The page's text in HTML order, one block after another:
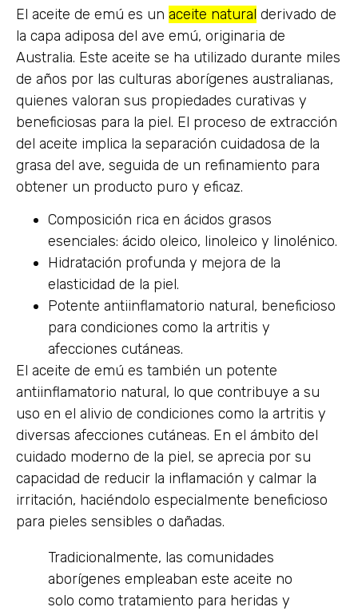
El aceite de emú es un aceite natural derivado de
la capa adiposa del ave emú, originaria de
Australia. Este aceite se ha utilizado durante miles
de años por las culturas aborígenes australianas,
quienes valoran sus propiedades curativas y
beneficiosas para la piel. El proceso de extracción
del aceite implica la separación cuidadosa de la
grasa del ave, seguida de un refinamiento para
obtener un producto puro y eficaz.
Composición rica en ácidos grasos
esenciales: ácido oleico, linoleico y linolénico.
Hidratación profunda y mejora de la
elasticidad de la piel.
Potente antiinflamatorio natural, beneficioso
para condiciones como la artritis y
afecciones cutáneas.
El aceite de emú es también un potente
antiinflamatorio natural, lo que contribuye a su
uso en el alivio de condiciones como la artritis y
diversas afecciones cutáneas. En el ámbito del
cuidado moderno de la piel, se aprecia por su
capacidad de reducir la inflamación y calmar la
irritación, haciéndolo especialmente beneficioso
para pieles sensibles o dañadas.
Tradicionalmente, las comunidades
aborígenes empleaban este aceite no
solo como tratamiento para heridas y